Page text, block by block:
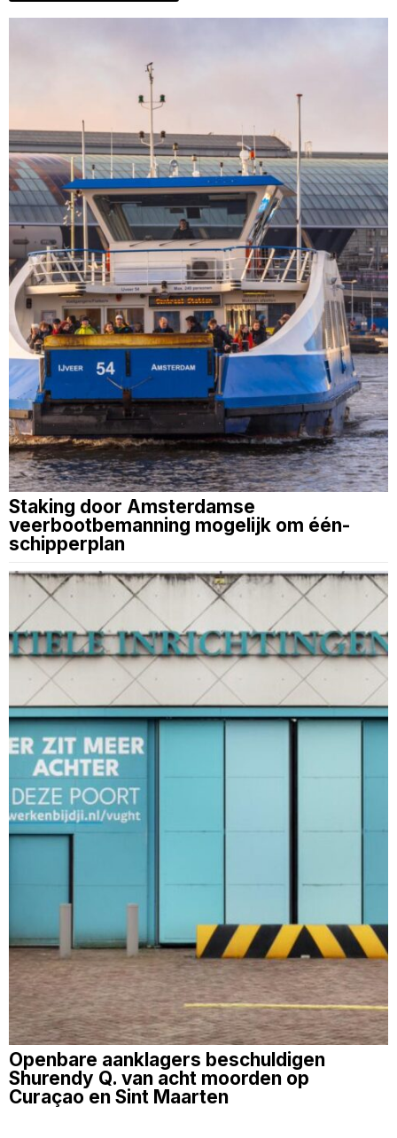
Staking door Amsterdamse
veerbootbemanning mogelijk om één-
schipperplan
Openbare aanklagers beschuldigen
Shurendy Q. van acht moorden op
Curaçao en Sint Maarten